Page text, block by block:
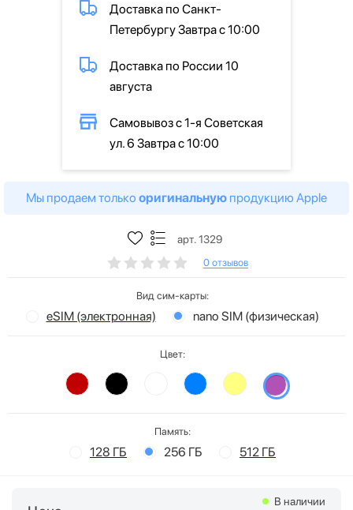
Доставка по Санкт-
Петербургу Завтра с 10:00
Доставка по России 10
августа
Самовывоз с 1-я Советская
ул. 6 Завтра с 10:00
Мы продаем только оригинальную продукцию Apple
арт. 1329
0 отзывов
Вид сим-карты:
eSIM (электронная) nano SIM (физическая)
Цвет:
Память:
128 ГБ 256 ГБ 512 ГБ
В наличии